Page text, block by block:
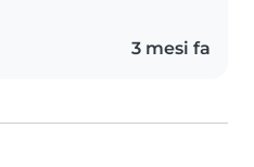
3 mesi fa